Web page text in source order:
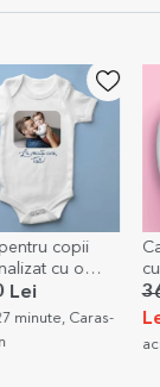
-40%
Cană personalizată
cu 4 poze și mesaj
36,99 Lei
22,19
Lei
acum 2 ore, Bucuresti